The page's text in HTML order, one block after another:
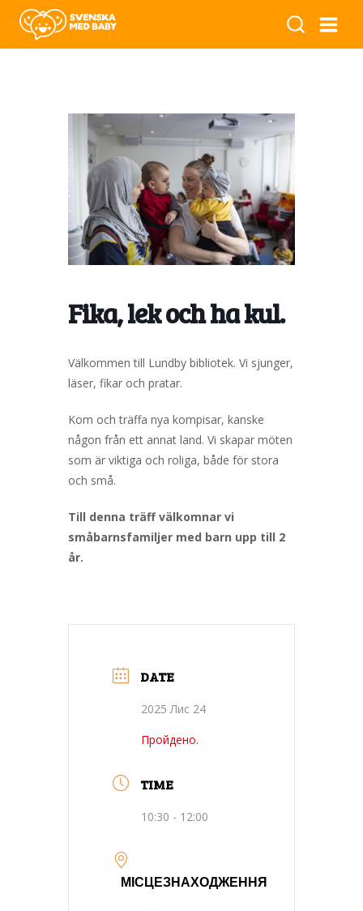
Fika, lek och ha kul.
Välkommen till Lundby bibliotek. Vi sjunger,
läser, fikar och pratar.
Kom och träffa nya kompisar, kanske
någon från ett annat land. Vi skapar möten
som är viktiga och roliga, både för stora
och små.
Till denna träff välkomnar vi
småbarnsfamiljer med barn upp till 2
år.
DATE
2025 Лис 24
Пройдено.
TIME
10:30 - 12:00
МІСЦЕЗНАХОДЖЕННЯ